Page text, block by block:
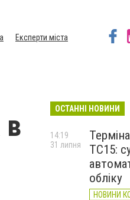
Експерти міста
в
ОСТАННІ НОВИНИ
TC15:
обліку
НОВИНИ
14:19
31 липня